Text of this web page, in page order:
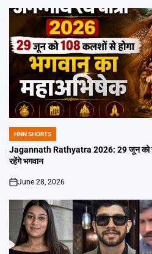
POSTED
IN
HNN SHORTS
Jagannath Rathyatra 2026: 29 जून को
रहेंगे भगवान
on
June 28, 2026